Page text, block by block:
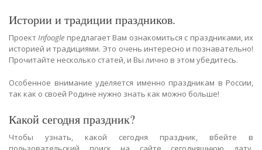
Истории и традиции праздников.
ПроектInfoogle предлагает Вам ознакомиться с праздниками, их
историей и традициями. Это очень интересно и познавательно!
Прочитайте несколько статей, и Вы лично в этом убедитесь.
Особенное внимание уделяется именно праздникам в России,
так как о своей Родине нужно знать как можно больше!
Какой сегодня праздник?
Чтобы узнать, какой сегодня праздник, вбейте в